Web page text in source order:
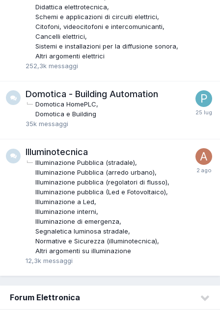
Didattica elettrotecnica
Schemi e applicazioni di circuiti elettrici
Citofoni, videocitofoni e intercomunicanti
Cancelli elettrici
Sistemi e installazioni per la diffusione sonora
Altri argomenti elettrici
252,3k messaggi
Domotica - Building Automation
Domotica HomePLC
Domotica e Building
35k messaggi
Illuminotecnica
Illuminazione Pubblica (stradale)
Illuminazione Pubblica (arredo urbano)
Illuminazione pubblica (regolatori di flusso)
Illuminazione pubblica (Led e Fotovoltaico)
Illuminazione a Led
Illuminazione interni
Illuminazione di emergenza
Segnaletica luminosa stradale
Normative e Sicurezza (illuminotecnica)
Altri argomenti su illuminazione
12,3k messaggi
Forum Elettronica